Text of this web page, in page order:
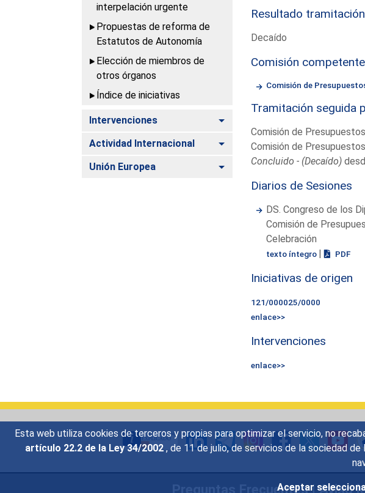
Esta web utiliza cookies de terceros y propias para optimizar el servicio, no
artículo 22.2 de la Ley 34/2002 , de 11 de julio, de servicios de la sociedad
Aceptar
interpelación urgente
Propuestas de reforma de
Estatutos de Autonomía
Elección de miembros de
otros órganos
Índice de iniciativas
Intervenciones Alternar
Actividad Internacional Alternar
Unión Europea Alternar
Resultado tramitación
Decaído
Comisión competente
Comisión de
Tramitación seguida
Comisión de Presupuestos
Comisión de Presupuestos
Concluido - (Decaído)
Diarios de Sesiones
DS. Congreso de los
Comisión de
Celebración
texto íntegro | PDF
Iniciativas de origen
121/000025/0000
enlace>>
Intervenciones
enlace>>
Preguntas Frecuentes|Aviso